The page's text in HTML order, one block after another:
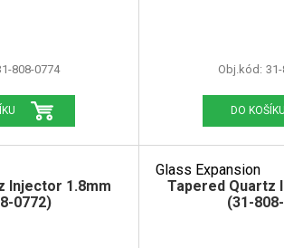
808-0774 Obj.kód:
DO KOŠÍKU
Injector 1.8mm
0772)
Glass Expansion
Tapered Quartz
(31-